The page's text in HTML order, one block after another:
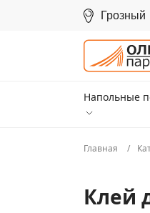
Грозный
Напольные
Главная
Клей